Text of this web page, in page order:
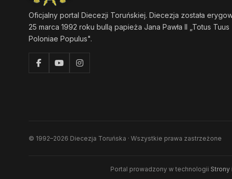
Oficjalny portal Diecezji Toruńskiej. Diecezja została
25 marca 1992 roku bullą papieża Jana Pawła II „Totus Tuus
Poloniae Populus".
© 1992–2026 Diecezja Toruńska · Wszystkie prawa zastrzeżone
Portal prowadzony w technologii Strony